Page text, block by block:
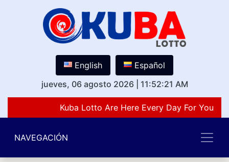
English
Español
jueves, 06 agosto 2026
11:52:21 AM
Kuba Lotto Are Here Every Day For You
NAVEGACIÓN